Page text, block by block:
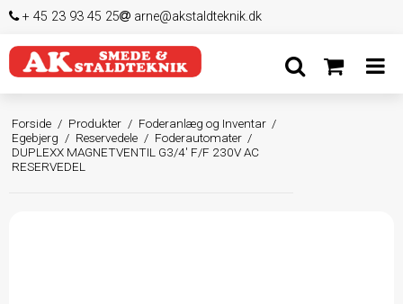
+ 45 23 93 45 25 arne@akstaldteknik.dk
Forside / Produkter / Foderanlæg og Inventar /
Egebjerg / Reservedele / Foderautomater /
DUPLEXX MAGNETVENTIL G3/4' F/F 230V AC
RESERVEDEL